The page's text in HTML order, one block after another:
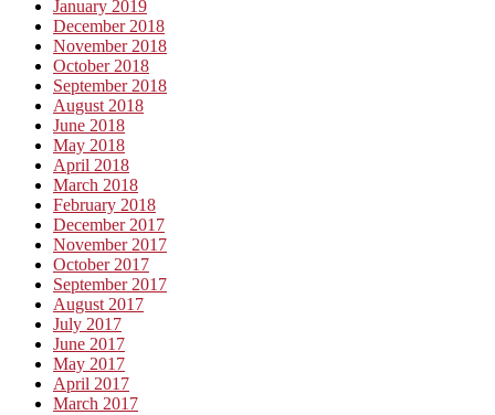
January 2019
December 2018
November 2018
October 2018
September 2018
August 2018
June 2018
May 2018
April 2018
March 2018
February 2018
December 2017
November 2017
October 2017
September 2017
August 2017
July 2017
June 2017
May 2017
April 2017
March 2017